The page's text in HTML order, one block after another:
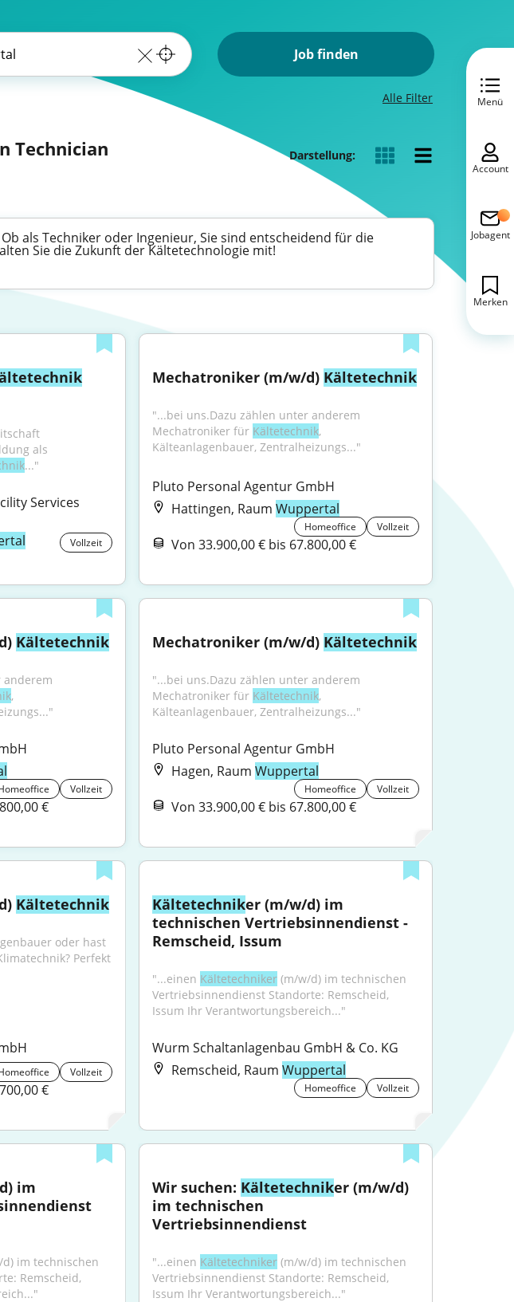
Job finden
Alle Filter
Technician Darstellung:
als Techniker oder Ingenieur, Sie sind entscheidend für die
Sie die Zukunft der Kältetechnologie mit!
als
..."
Services
Vollzeit
Mechatroniker (m/w/d) Kältetechnik
"...bei uns.Dazu zählen unter anderem
Mechatroniker für Kältetechnik,
Kälteanlagenbauer, Zentralheizungs..."
Pluto Personal Agentur GmbH
Hattingen, Raum Wuppertal
Homeoffice Vollzeit
Von 33.900,00 € bis 67.800,00 €
Kältetechnik
anderem
,
Vollzeit
€
Mechatroniker (m/w/d) Kältetechnik
"...bei uns.Dazu zählen unter anderem
Mechatroniker für Kältetechnik,
Kälteanlagenbauer, Zentralheizungs..."
Pluto Personal Agentur GmbH
Hagen, Raum Wuppertal
Homeoffice Vollzeit
Von 33.900,00 € bis 67.800,00 €
Kältetechnik
oder hast
Perfekt
Vollzeit
€
Kältetechniker (m/w/d) im
technischen Vertriebsinnendienst -
Remscheid, Issum
"...einen Kältetechniker (m/w/d) im technischen
Vertriebsinnendienst Standorte: Remscheid,
Issum Ihr Verantwortungsbereich..."
Wurm Schaltanlagenbau GmbH & Co. KG
Remscheid, Raum Wuppertal
Homeoffice Vollzeit
im
im technischen
Remscheid,
Wir suchen: Kältetechniker (m/w/d)
im technischen
Vertriebsinnendienst
"...einen Kältetechniker (m/w/d) im technischen
Vertriebsinnendienst Standorte: Remscheid,
Issum Ihr Verantwortungsbereich..."
Menü
Account
Jobagent
Merken